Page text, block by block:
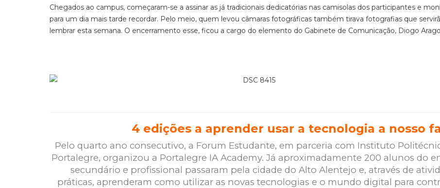
Chegados ao campus, começaram-se a assinar as já tradicionais dedicatórias nas camisolas dos participantes e
para um dia mais tarde recordar. Pelo meio, quem levou câmaras fotográficas também tirava fotografias que
lembrar esta semana. O encerramento esse, ficou a cargo do elemento do Gabinete de Comunicação, Diogo
4 edições a aprender usar a tecnologia a nosso
Pelo quarto ano consecutivo, a Forum Estudante, em parceria com Instituto
Portalegre, organizou a Portalegre IA Academy. Já aproximadamente 200 alunos do
secundário e profissional passaram pela cidade do Alto Alentejo e, através de
práticas, aprenderam como utilizar as novas tecnologias e o mundo digital para